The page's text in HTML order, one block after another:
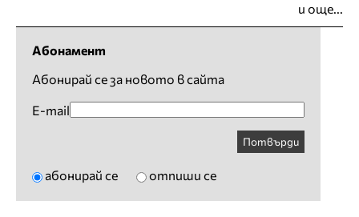
и още...
Абонамент
Абонирай се за новото в сайта
E-mail
Потвърди
абонирай се отпиши се